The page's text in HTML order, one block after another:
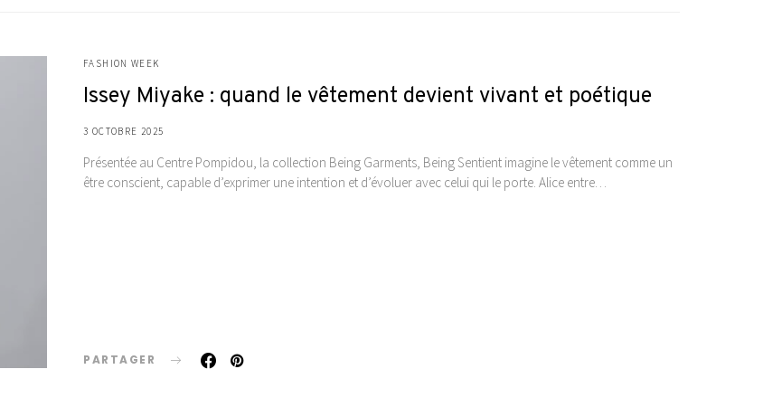
FASHION WEEK
Issey Miyake : quand le vêtement devient vivant et poétique
3 OCTOBRE 2025
Présentée au Centre Pompidou, la collection Being Garments, Being Sentient imagine le vêtement comme un
être conscient, capable d’exprimer une intention et d’évoluer avec celui qui le porte. Alice entre…
PARTAGER